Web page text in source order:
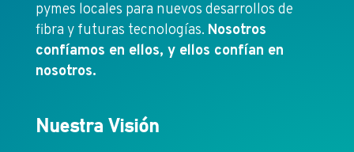
pymes locales para nuevos desarrollos de
fibra y futuras tecnologías. Nosotros
confíamos en ellos, y ellos confían en
nosotros.
Nuestra Visión